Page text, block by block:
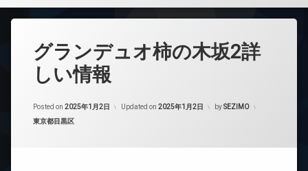
グランデュオ柿の木坂2詳
しい情報
Posted on 2025年1月2日 Updated on 2025年1月2日 bySEZIMO
カテゴリー:
東京都目黒区